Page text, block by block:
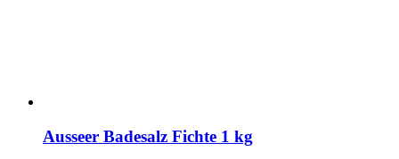
Ausseer Badesalz Fichte 1 kg